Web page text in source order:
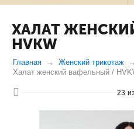
ХАЛАТ
HVKW
Главная Женский трикотаж
Халат женский вафельный /
23 из